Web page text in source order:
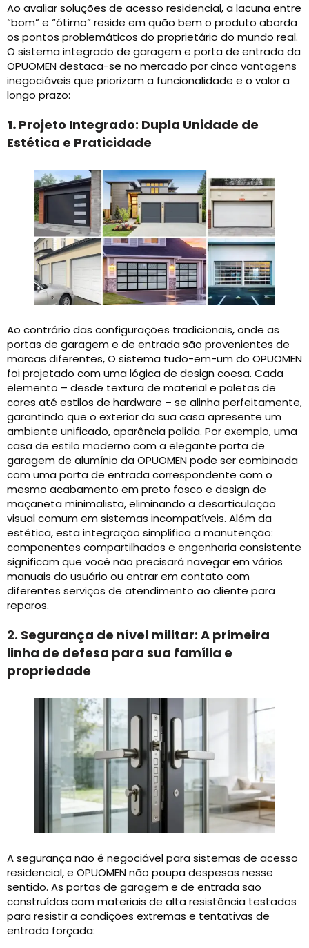
Ao avaliar soluções de acesso residencial, a lacuna entre
“bom” e “ótimo” reside em quão bem o produto aborda
os pontos problemáticos do proprietário do mundo real.
O sistema integrado de garagem e porta de entrada da
OPUOMEN destaca-se no mercado por cinco vantagens
inegociáveis ​​que priorizam a funcionalidade e o valor a
longo prazo:
1. Projeto Integrado: Dupla Unidade de
Estética e Praticidade
Ao contrário das configurações tradicionais, onde as
portas de garagem e de entrada são provenientes de
marcas diferentes, O sistema tudo-em-um do OPUOMEN
foi projetado com uma lógica de design coesa. Cada
elemento – desde textura de material e paletas de
cores até estilos de hardware – se alinha perfeitamente,
garantindo que o exterior da sua casa apresente um
ambiente unificado, aparência polida. Por exemplo, uma
casa de estilo moderno com a elegante porta de
garagem de alumínio da OPUOMEN pode ser combinada
com uma porta de entrada correspondente com o
mesmo acabamento em preto fosco e design de
maçaneta minimalista, eliminando a desarticulação
visual comum em sistemas incompatíveis. Além da
estética, esta integração simplifica a manutenção:
componentes compartilhados e engenharia consistente
significam que você não precisará navegar em vários
manuais do usuário ou entrar em contato com
diferentes serviços de atendimento ao cliente para
reparos.
2. Segurança de nível militar: A primeira
linha de defesa para sua família e
propriedade
A segurança não é negociável para sistemas de acesso
residencial, e OPUOMEN não poupa despesas nesse
sentido. As portas de garagem e de entrada são
construídas com materiais de alta resistência testados
para resistir a condições extremas e tentativas de
entrada forçada: